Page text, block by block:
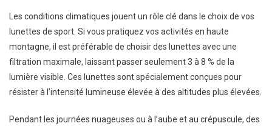
Les conditions climatiques jouent un rôle clé dans le choix de vos
lunettes de sport. Si vous pratiquez vos activités en haute
montagne, il est préférable de choisir des lunettes avec une
filtration maximale, laissant passer seulement 3 à 8 % de la
lumière visible. Ces lunettes sont spécialement conçues pour
résister à l’intensité lumineuse élevée à des altitudes plus élevées.
Pendant les journées nuageuses ou à l’aube et au crépuscule, des